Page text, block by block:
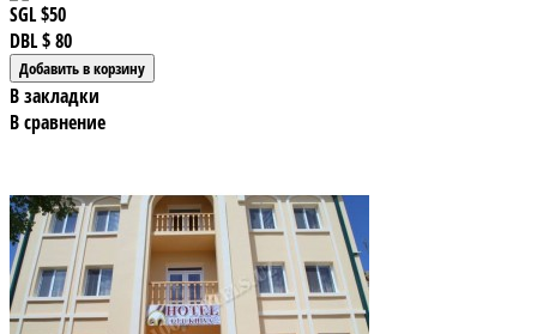
SGL$50
DBL$ 80
В закладки
В сравнение